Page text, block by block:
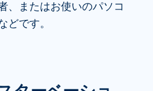
、またはお使いのパソコ
どです。